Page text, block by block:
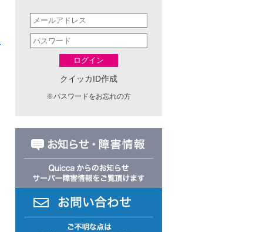
ログイン
クイッカID作成
※パスワードをお忘れの方